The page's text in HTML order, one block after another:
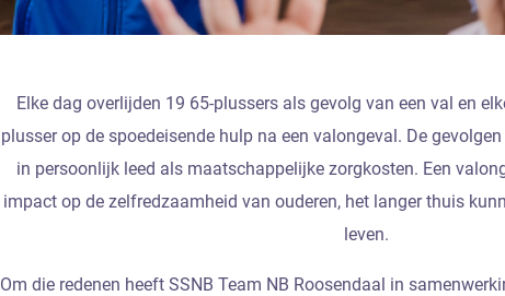
Elke dag overlijden 19 65-plussers als gevolg van een val en
plusser op de spoedeisende hulp na een valongeval. De
in persoonlijk leed als maatschappelijke zorgkosten. Een
impact op de zelfredzaamheid van ouderen, het langer thuis
leven.
Om die redenen heeft SSNB Team NB Roosendaal in